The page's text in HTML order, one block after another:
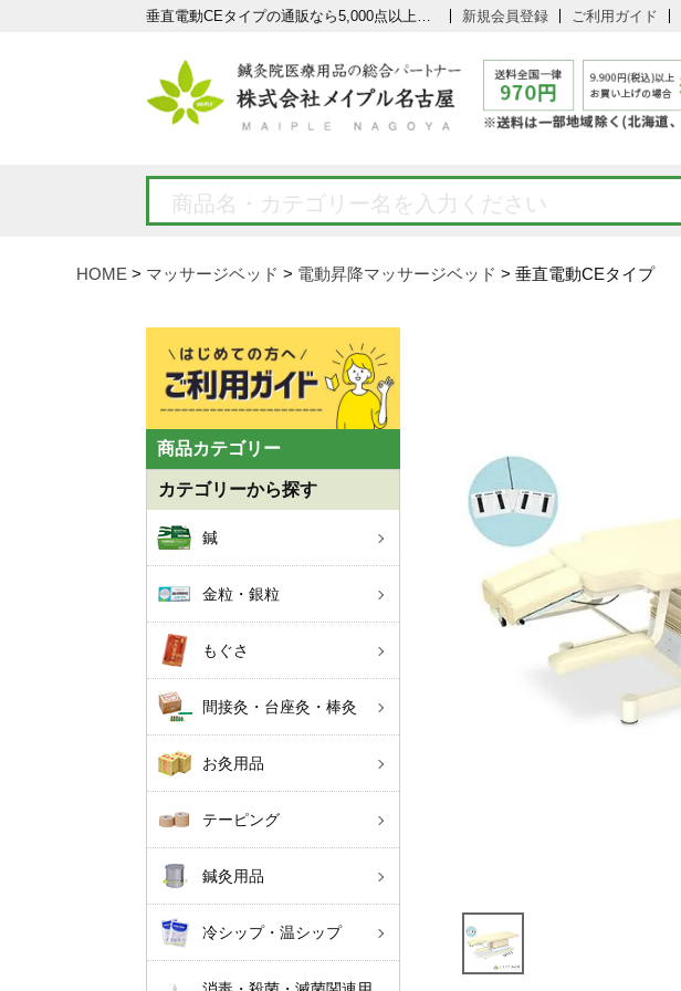
垂直電動CEタイプの通販なら5,000点以上の豊富な品揃えのメイプル名古屋へ 新規会員登録 ご利用ガイド
HOME マッサージベッド 電動昇降マッサージベッド 垂直電動CEタイプ
商品カテゴリー
カテゴリーから探す
鍼
金粒・銀粒
もぐさ
間接灸・台座灸・棒灸
お灸用品
テーピング
鍼灸用品
冷シップ・温シップ